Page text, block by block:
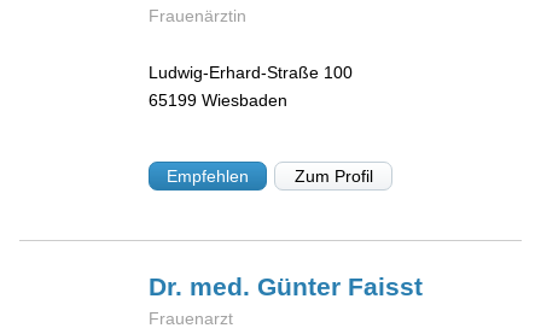
Frauenärztin
Ludwig-Erhard-Straße 100
65199 Wiesbaden
Empfehlen Zum Profil
Dr. med. Günter Faisst
Frauenarzt